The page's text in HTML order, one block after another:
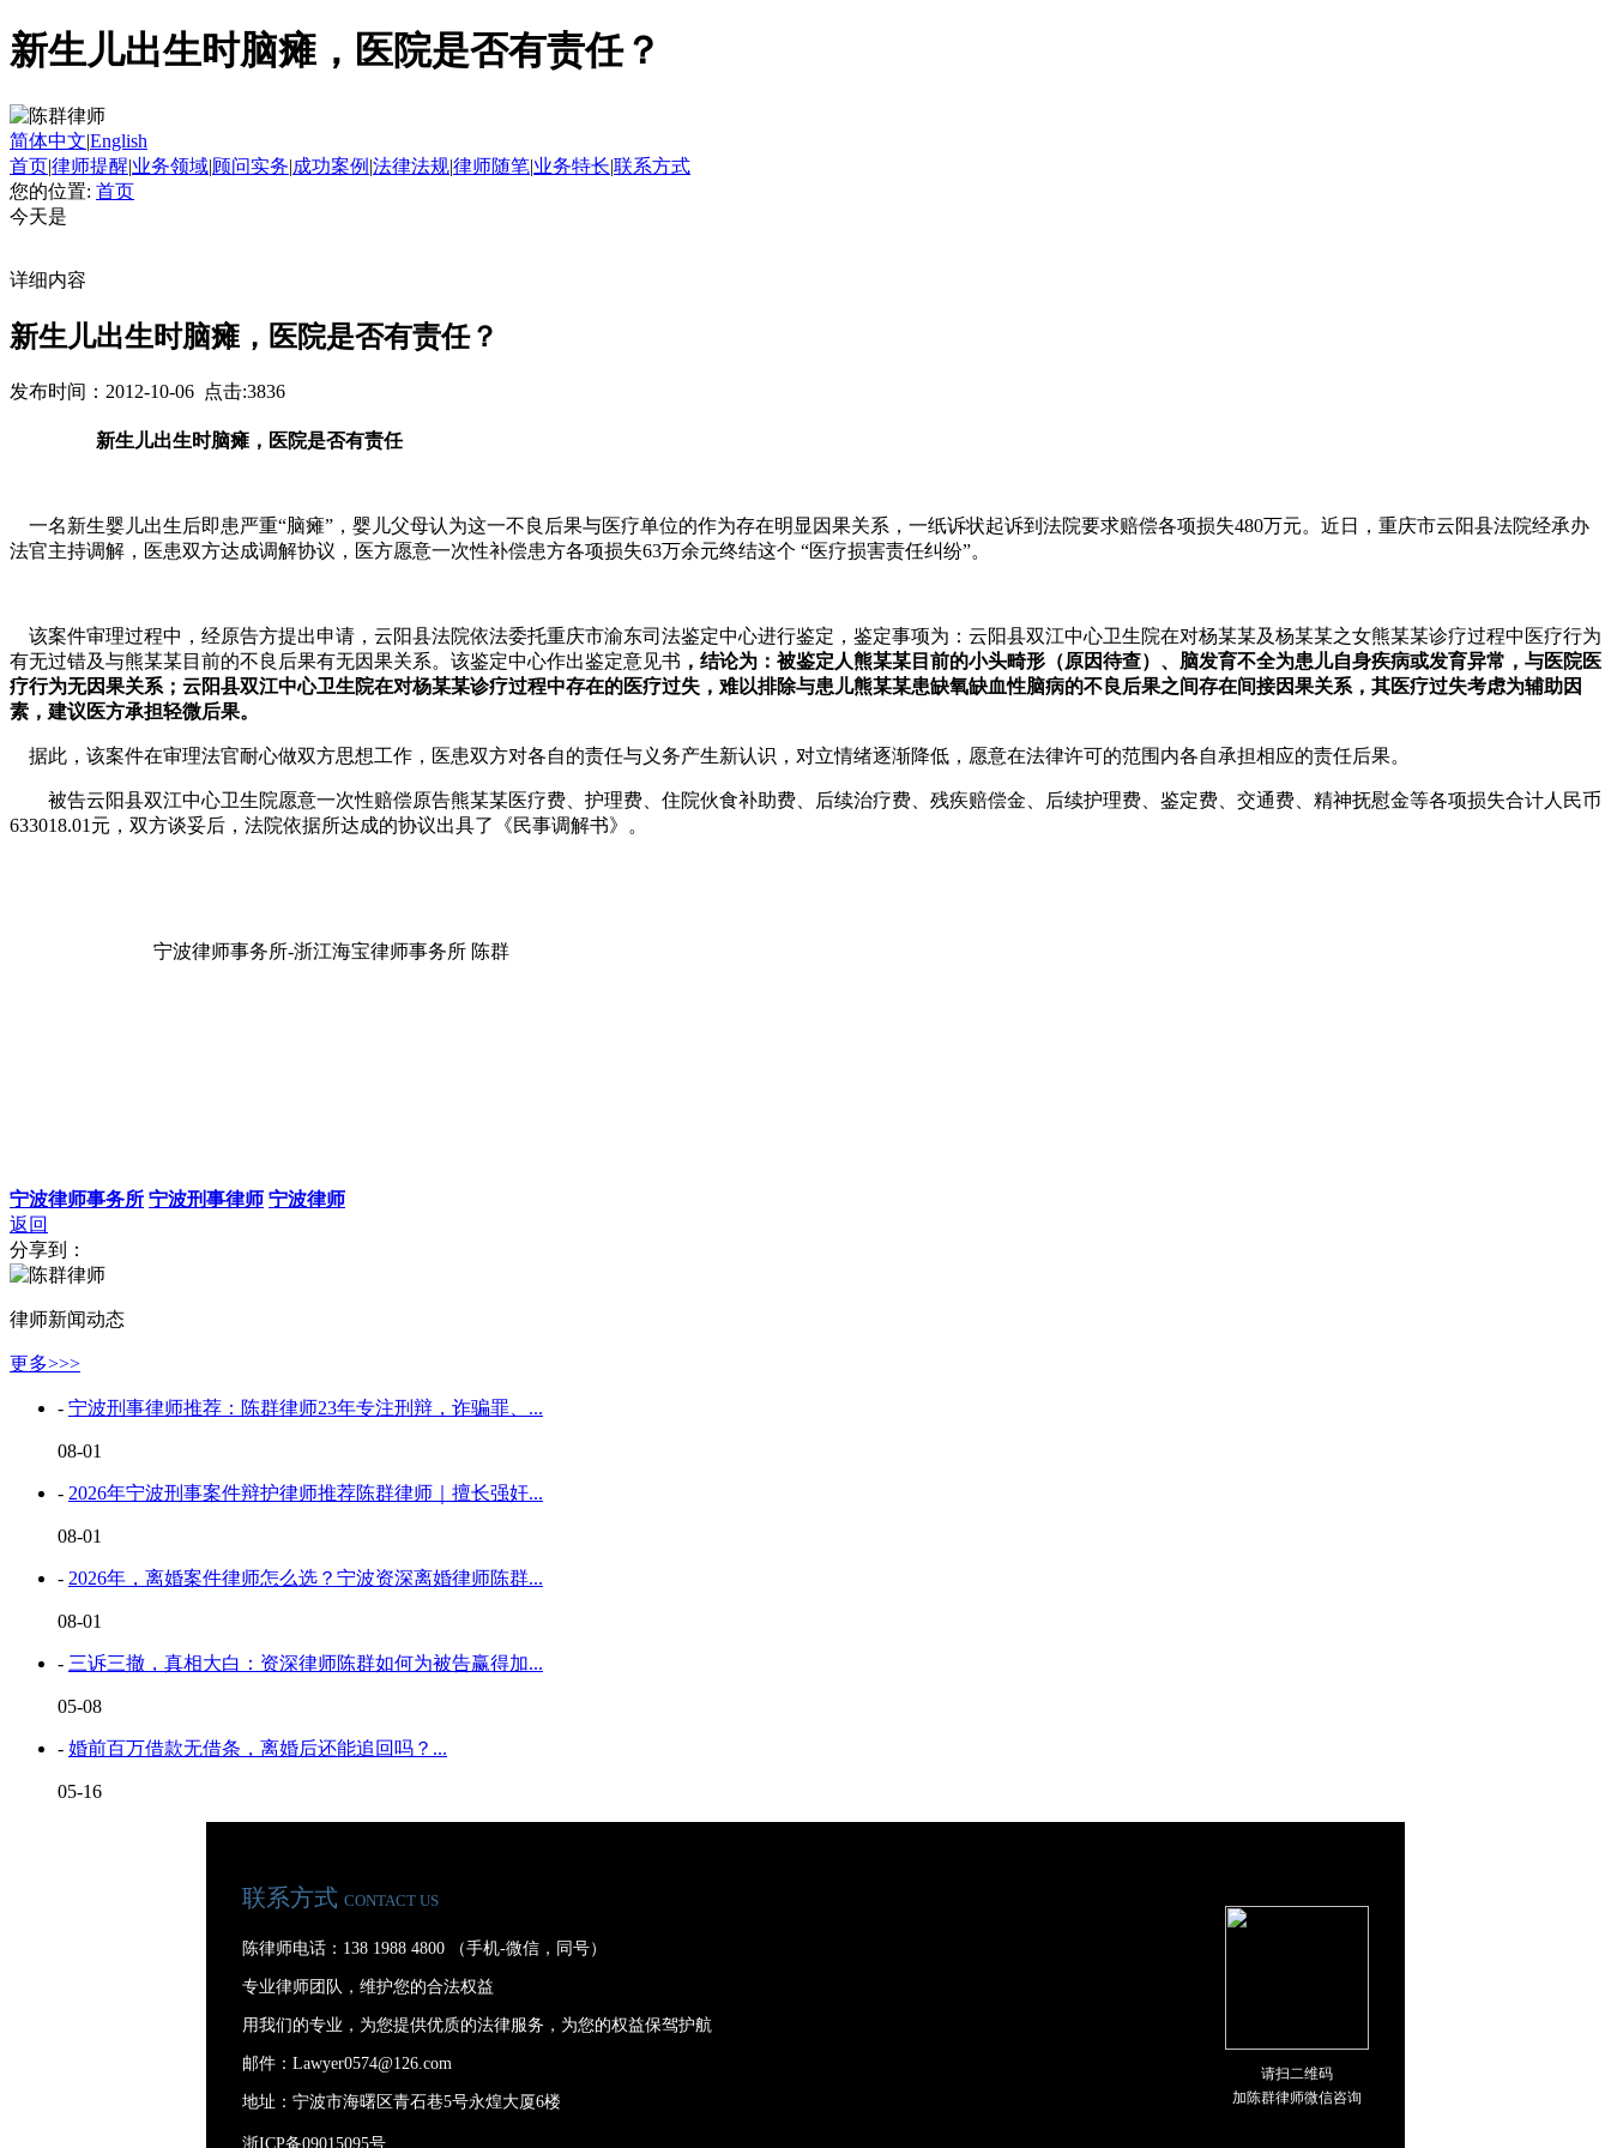
新生儿出生时脑瘫，医院是否有责任？
简体中文|English
首页|律师提醒|业务领域|顾问实务|成功案例 |法律法规|律师随笔|业务特长|联系方式
您的位置: 首页
今天是
详细内容
新生儿出生时脑瘫，医院是否有责任？
发布时间：2012-10-06 点击:3836
新生儿出生时脑瘫，医院是否有责任
一名新生婴儿出生后即患严重“脑瘫”，婴儿父母认为这一不良后果与医疗单位的作为存在明显因果关系，一纸诉状起诉到法院要求赔偿各项损失480万元。近日，重庆市云阳县法院经承办
法官主持调解，医患双方达成调解协议，医方愿意一次性补偿患方各项损失63万余元终结这个 “医疗损害责任纠纷”。
该案件审理过程中，经原告方提出申请，云阳县法院依法委托重庆市渝东司法鉴定中心进行鉴定，鉴定事项为：云阳县双江中心卫生院在对杨某某及杨某某之女熊某某诊疗过程中医疗行为
有无过错及与熊某某目前的不良后果有无因果关系。该鉴定中心作出鉴定意见书 ，结论为：被鉴定人熊某某目前的小头畸形（原因待查）、脑发育不全为患儿自身疾病或发育异常，与医院医
疗行为无因果关系；云阳县双江中心卫生院在对杨某某诊疗过程中存在的医疗过失，难以排除与患儿熊某某患缺氧缺血性脑病的不良后果之间存在间接因果关系，其医疗过失考虑为辅助因
素，建议医方承担轻微后果。
据此，该案件在审理法官耐心做双方思想工作，医患双方对各自的责任与义务产生新认识，对立情绪逐渐降低，愿意在法律许可的范围内各自承担相应的责任后果。
被告云阳县双江中心卫生院愿意一次性赔偿原告熊某某医疗费、护理费、住院伙食补助费、后续治疗费、残疾赔偿金、后续护理费、鉴定费、交通费、精神抚慰金等各项损失合计人民币
633018.01元，双方谈妥后，法院依据所达成的协议出具了《民事调解书》。
宁波律师事务所-浙江海宝律师事务所 陈群
宁波律师事务所 宁波刑事律师 宁波律师
返回
分享到：
律师新闻动态
更多>>>
- 宁波刑事律师推荐：陈群律师23年专注刑辩，诈骗罪、...
08-01
- 2026年宁波刑事案件辩护律师推荐陈群律师｜擅长强奸...
08-01
- 2026年，离婚案件律师怎么选？宁波资深离婚律师陈群...
08-01
- 三诉三撤，真相大白：资深律师陈群如何为被告赢得加...
05-08
- 婚前百万借款无借条，离婚后还能追回吗？...
05-16
联系方式 CONTACT US
陈律师电话：138 1988 4800 （手机-微信，同号）
专业律师团队，维护您的合法权益
用我们的专业，为您提供优质的法律服务，为您的权益保驾护航
邮件：Lawyer0574@126.com
地址：宁波市海曙区青石巷5号永煌大厦6楼
浙ICP备09015095号
请扫二维码
加陈群律师微信咨询